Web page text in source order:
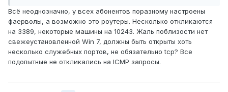
Всё неоднозначно, у всех абонентов поразному настроены
фаерволы, а возможно это роутеры. Несколько откликаются
на 3389, некоторые машины на 10243. Жаль поблизости нет
свежеустановленной Win 7, должны быть открыты хоть
несколько служебных портов, не обязательно tcp? Все
подопытные не откликались на ICMP запросы.